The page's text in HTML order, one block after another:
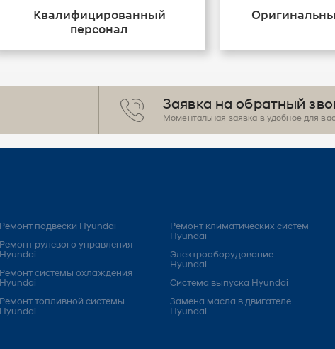
Квалифицированный
персонал
Заявка на обратный
Моментальная заявка в удобное для
Ремонт подвески Hyundai
Ремонт рулевого управления
Hyundai
Ремонт системы охлаждения
Hyundai
Ремонт топливной системы
Hyundai
Ремонт климатических систем
Hyundai
Электрооборудование
Hyundai
Система выпуска Hyundai
Замена масла в двигателе
Hyundai